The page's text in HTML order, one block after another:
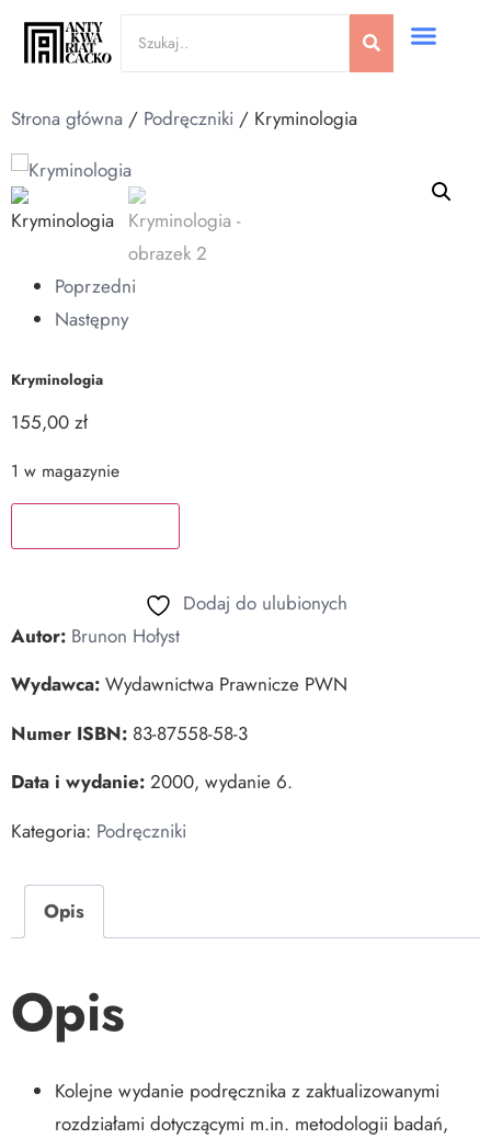
Strona główna / Podręczniki / Kryminologia
Poprzedni
Następny
Kryminologia
155,00 zł
1 w magazynie
Dodaj do ulubionych
Autor: Brunon Hołyst
Wydawca: Wydawnictwa Prawnicze PWN
Numer ISBN: 83-87558-58-3
Data i wydanie: 2000, wydanie 6.
Kategoria: Podręczniki
Opis
Opis
Kolejne wydanie podręcznika z zaktualizowanymi
rozdziałami dotyczącymi m.in. metodologii badań,